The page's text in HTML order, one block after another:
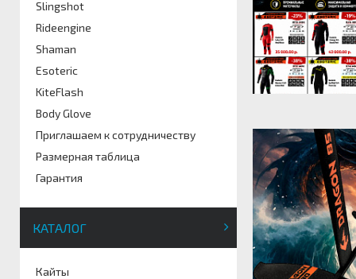
Slingshot
Rideengine
Shaman
Esoteric
KiteFlash
Body Glove
Приглашаем к сотрудничеству
Размерная таблица
Гарантия
КАТАЛОГ
Кайты